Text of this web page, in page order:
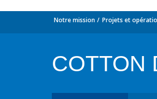
Notre mission Projets et
COTTON